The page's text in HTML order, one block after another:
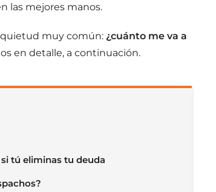
las mejores manos.
muy común: ¿cuánto me va a
en detalle, a continuación.
tú eliminas tu deuda